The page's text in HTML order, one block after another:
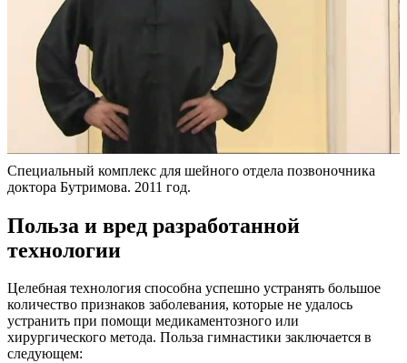
Специальный комплекс для шейного отдела позвоночника
доктора Бутримова. 2011 год.
Польза и вред разработанной
технологии
Целебная технология способна успешно устранять большое
количество признаков заболевания, которые не удалось
устранить при помощи медикаментозного или
хирургического метода. Польза гимнастики заключается в
следующем: